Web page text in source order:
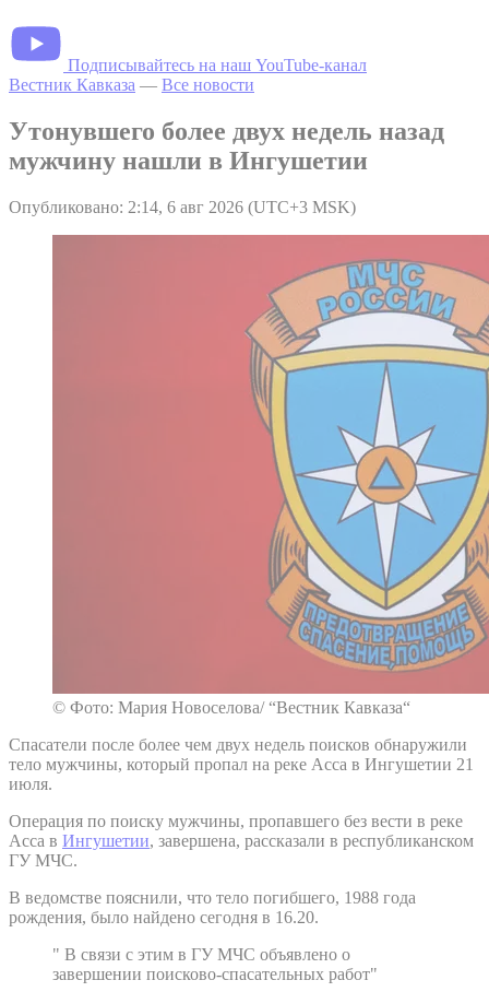
Подписывайтесь на наш YouTube-канал
Вестник Кавказа — Все новости
Утонувшего более двух недель назад
мужчину нашли в Ингушетии
Опубликовано: 2:14, 6 авг 2026 (UTC+3 MSK)
© Фото: Мария Новоселова/ “Вестник Кавказа“
Спасатели после более чем двух недель поисков обнаружили
тело мужчины, который пропал на реке Асса в Ингушетии 21
июля.
Операция по поиску мужчины, пропавшего без вести в реке
Асса в Ингушетии, завершена, рассказали в республиканском
ГУ МЧС.
В ведомстве пояснили, что тело погибшего, 1988 года
рождения, было найдено сегодня в 16.20.
" В связи с этим в ГУ МЧС объявлено о
завершении поисково-спасательных работ"